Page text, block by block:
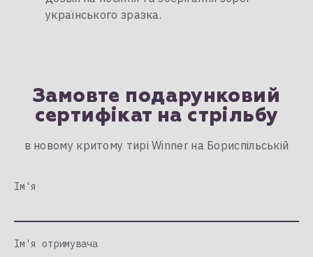
українського зразка.
Замовте подарунковий
сертифікат на стрільбу
в новому критому тирі Winner на Бориспільській
Ім'я
Ім'я отримувача